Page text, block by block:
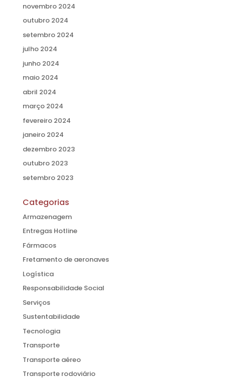
novembro 2024
outubro 2024
setembro 2024
julho 2024
junho 2024
maio 2024
abril 2024
março 2024
fevereiro 2024
janeiro 2024
dezembro 2023
outubro 2023
setembro 2023
Categorias
Armazenagem
Entregas Hotline
Fármacos
Fretamento de aeronaves
Logística
Responsabilidade Social
Serviços
Sustentabilidade
Tecnologia
Transporte
Transporte aéreo
Transporte rodoviário